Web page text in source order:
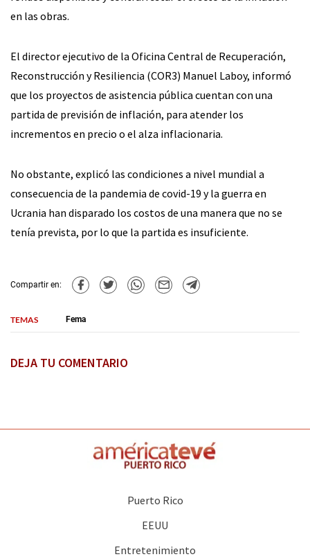
en las obras.
El director ejecutivo de la Oficina Central de Recuperación,
Reconstrucción y Resiliencia (COR3) Manuel Laboy, informó
que los proyectos de asistencia pública cuentan con una
partida de previsión de inflación, para atender los
incrementos en precio o el alza inflacionaria.
No obstante, explicó las condiciones a nivel mundial a
consecuencia de la pandemia de covid-19 y la guerra en
Ucrania han disparado los costos de una manera que no se
tenía prevista, por lo que la partida es insuficiente.
Compartir en:
TEMAS Fema
DEJA TU COMENTARIO
Puerto Rico
EEUU
Entretenimiento